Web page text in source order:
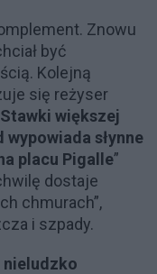
Znowu
być
Kolejną
się reżyser
większej
wypowiada słynne
placu Pigalle”
dostaje
chmurach”,
i szpady.
nieludzko